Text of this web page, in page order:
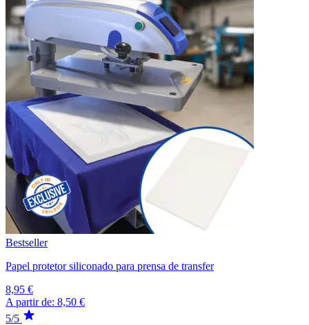
Bestseller
Papel protetor siliconado para prensa de transfer
8,95 €
A partir de: 8,50 €
5/5